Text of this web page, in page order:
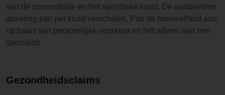
van de concentratie en het specifieke kruid. De aanbevolen
dosering kan per kruid verschillen. Pas de hoeveelheid aan
op basis van persoonlijke voorkeur en het advies van een
specialist.
Gezondheidsclaims